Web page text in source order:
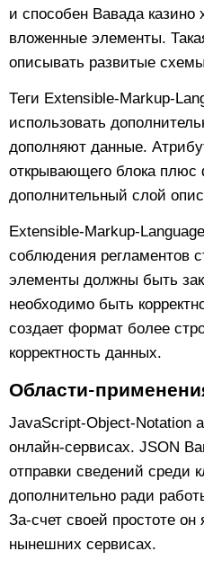
и способен Вавада
вложенные элементы.
описывать развитые
Теги Extensible-Markup-
использовать
дополняют данные.
открывающего блока
дополнительный слой
Extensible-Markup-
соблюдения регламентов
элементы должны быть
необходимо быть
создает формат более
корректность данных.
Области-
JavaScript-Object-Notation
онлайн-сервисах. JSON
отправки сведений среди
дополнительно ради
За-счет своей простоте он
нынешних сервисах.